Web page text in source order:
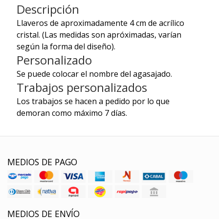
Descripción
Llaveros de aproximadamente 4 cm de acrílico
cristal. (Las medidas son apróximadas, varían
según la forma del diseño).
Personalizado
Se puede colocar el nombre del agasajado.
Trabajos personalizados
Los trabajos se hacen a pedido por lo que
demoran como máximo 7 días.
MEDIOS DE PAGO
MEDIOS DE ENVÍO